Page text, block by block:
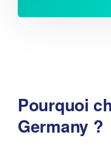
Pourquoi
Germany ?